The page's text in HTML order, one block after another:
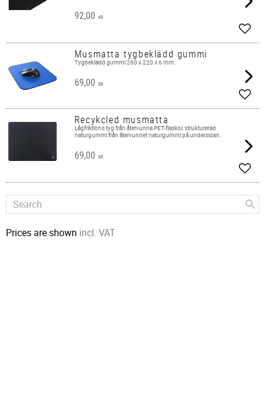
92,00 KR
Add
Musmatta tygbeklädd gummi
Tygbeklädd gummi 260 x 220 x 6 mm.​
69,00 KR
Add
Recykcled musmatta
Lågfriktions tyg från återvunna PET-flaskor, strukturerad
naturgummi från återvunnet naturgummi på undersidan,
69,00 KR
Add
Prices are shown incl. VAT